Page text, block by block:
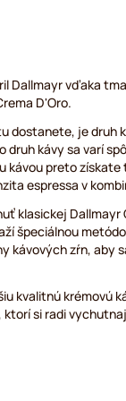
Dallmayr vďaka
D'Oro.
dostanete, je druh
kávy sa varí
kávou preto
espressa v
klasickej Dallmayr
špeciálnou
kávových zŕn,
kvalitnú krémovú
si radi